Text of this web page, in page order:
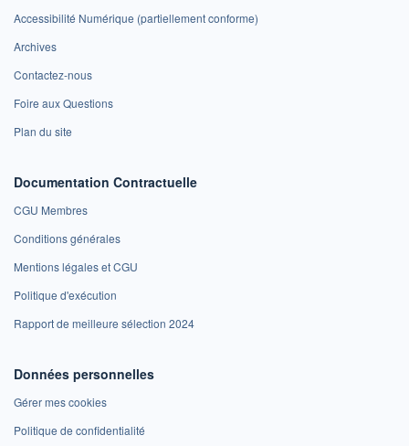
Accessibilité Numérique (partiellement conforme)
Archives
Contactez-nous
Foire aux Questions
Plan du site
Documentation Contractuelle
CGU Membres
Conditions générales
Mentions légales et CGU
Politique d'exécution
Rapport de meilleure sélection 2024
Données personnelles
Gérer mes cookies
Politique de confidentialité